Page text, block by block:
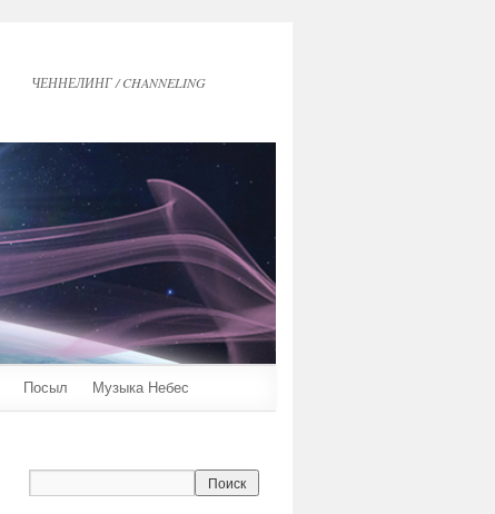
ЧЕННЕЛИНГ / CHANNELING
Посыл Музыка Небес